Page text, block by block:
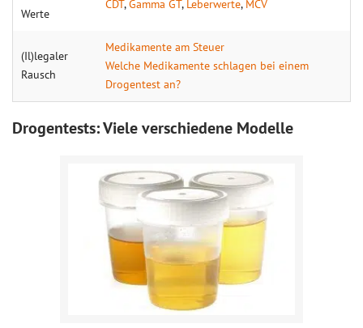
Werte
CDT,Gamma GT, Leberwerte, MCV
(Il)legaler
Rausch
Medikamente am Steuer
Welche Medikamente schlagen bei einem
Drogentest an?
Drogentests: Viele verschiedene Modelle